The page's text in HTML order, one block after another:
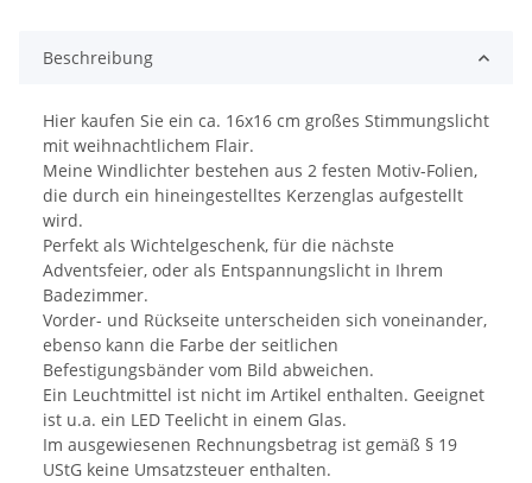
Beschreibung
Hier kaufen Sie ein ca. 16x16 cm großes Stimmungslicht
mit weihnachtlichem Flair.
Meine Windlichter bestehen aus 2 festen Motiv-Folien,
die durch ein hineingestelltes Kerzenglas aufgestellt
wird.
Perfekt als Wichtelgeschenk, für die nächste
Adventsfeier, oder als Entspannungslicht in Ihrem
Badezimmer.
Vorder- und Rückseite unterscheiden sich voneinander,
ebenso kann die Farbe der seitlichen
Befestigungsbänder vom Bild abweichen.
Ein Leuchtmittel ist nicht im Artikel enthalten. Geeignet
ist u.a. ein LED Teelicht in einem Glas.
Im ausgewiesenen Rechnungsbetrag ist gemäß § 19
UStG keine Umsatzsteuer enthalten.